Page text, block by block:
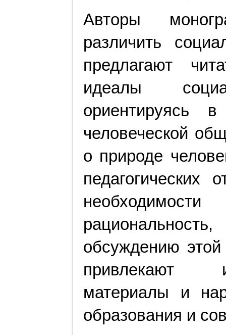
Авторы
различить
предлагают
идеалы
ориентируясь
человеческой
о природе
обсуждению
привлекают
материалы и
образования и